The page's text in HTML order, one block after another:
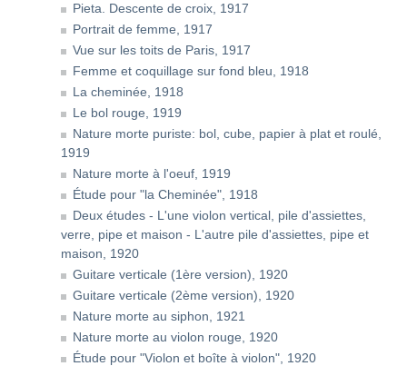
Pieta. Descente de croix, 1917
Portrait de femme, 1917
Vue sur les toits de Paris, 1917
Femme et coquillage sur fond bleu, 1918
La cheminée, 1918
Le bol rouge, 1919
Nature morte puriste: bol, cube, papier à plat et roulé,
1919
Nature morte à l'oeuf, 1919
Étude pour "la Cheminée", 1918
Deux études - L'une violon vertical, pile d'assiettes,
verre, pipe et maison - L'autre pile d'assiettes, pipe et
maison, 1920
Guitare verticale (1ère version), 1920
Guitare verticale (2ème version), 1920
Nature morte au siphon, 1921
Nature morte au violon rouge, 1920
Étude pour "Violon et boîte à violon", 1920